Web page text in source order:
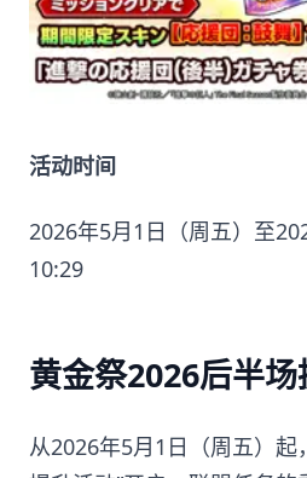
活动时间
2026年5月1日（周五）至
10:29
黄金祭2026后半
从2026年5月1日（周五）起